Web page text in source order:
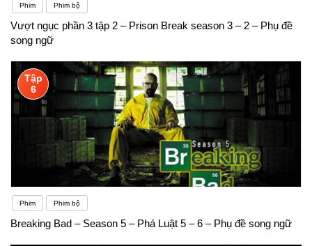
Phim Phim bộ
Vượt ngục phần 3 tập 2 – Prison Break season 3 – 2 – Phụ đề
song ngữ
Tập
6
Phim Phim bộ
Breaking Bad – Season 5 – Phá Luật 5 – 6 – Phụ đề song ngữ